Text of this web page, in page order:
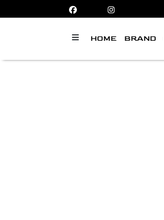
HOME BRAND